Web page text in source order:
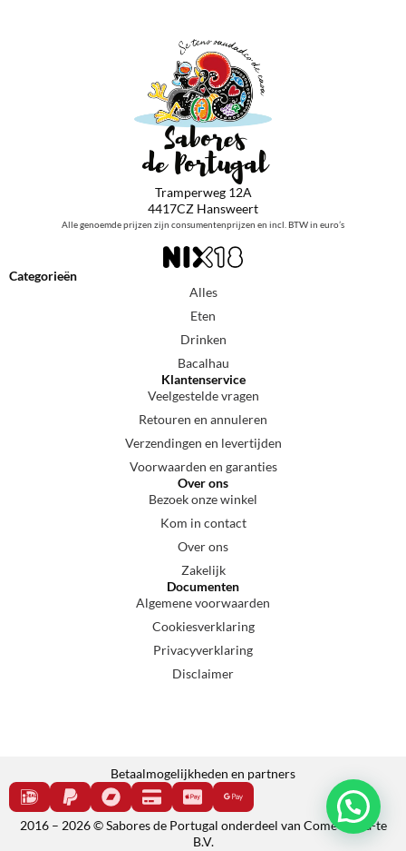
Tramperweg 12A
4417CZ Hansweert
Alle genoemde prijzen zijn consumentenprijzen en incl. BTW in euro’s
Categorieën
Alles
Eten
Drinken
Bacalhau
Klantenservice
Veelgestelde vragen
Retouren en annuleren
Verzendingen en levertijden
Voorwaarden en garanties
Over ons
Bezoek onze winkel
Kom in contact
Over ons
Zakelijk
Documenten
Algemene voorwaarden
Cookiesverklaring
Privacyverklaring
Disclaimer
Betaalmogelijkheden en partners
2016 – 2026 © Sabores de Portugal onderdeel van Come e cala-te
B.V.